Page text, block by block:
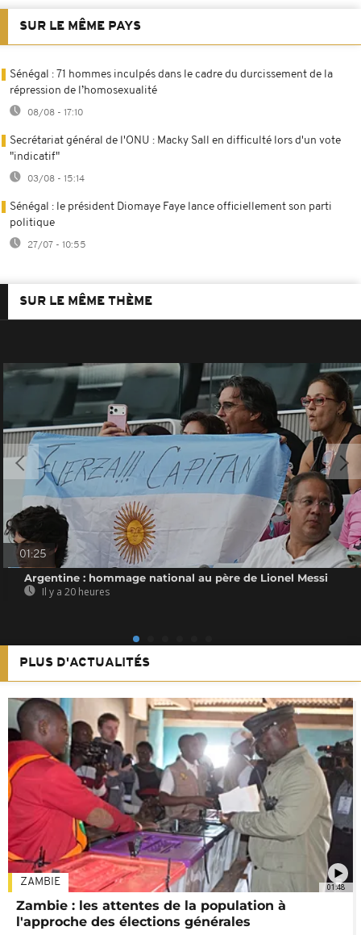
SUR LE MÊME PAYS
Sénégal : 71 hommes inculpés dans le cadre du durcissement de la
répression de l’homosexualité
08/08 - 17:10
Secrétariat général de l'ONU : Macky Sall en difficulté lors d'un vote
"indicatif"
03/08 - 15:14
Sénégal : le président Diomaye Faye lance officiellement son parti
politique
27/07 - 10:55
SUR LE MÊME THÈME
01:25
Argentine : hommage national au père de Lionel Messi
Il y a 20 heures
PLUS D'ACTUALITÉS
01:48
ZAMBIE
Zambie : les attentes de la population à
l'approche des élections générales